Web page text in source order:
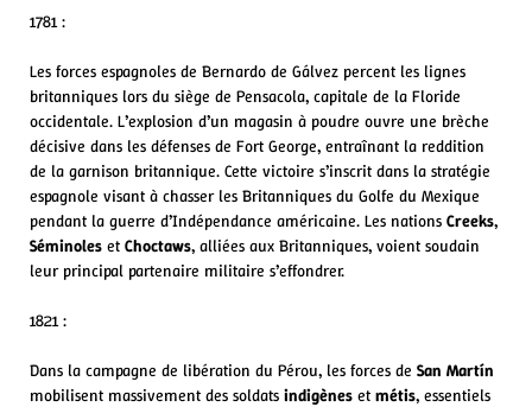
1781 :
Les forces espagnoles de Bernardo de Gálvez percent les lignes
britanniques lors du siège de Pensacola, capitale de la Floride
occidentale. L’explosion d’un magasin à poudre ouvre une brèche
décisive dans les défenses de Fort George, entraînant la reddition
de la garnison britannique. Cette victoire s’inscrit dans la stratégie
espagnole visant à chasser les Britanniques du Golfe du Mexique
pendant la guerre d’Indépendance américaine. Les nations Creeks,
Séminoles et Choctaws, alliées aux Britanniques, voient soudain
leur principal partenaire militaire s’effondrer.
1821 :
Dans la campagne de libération du Pérou, les forces de San Martín
mobilisent massivement des soldats indigènes et métis, essentiels